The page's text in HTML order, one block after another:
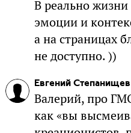
В реально
эмоции и
а на страницах
не доступно. ))
Евгений Степанищев
Валерий, про
как «вы